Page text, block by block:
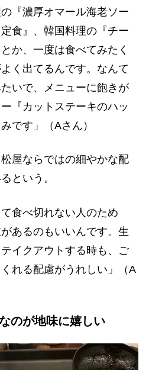
『濃厚オマール海老ソー
食』、韓国料理の『チー
か、一度は食べてみたく
く出てるんです。なんて
いで、メニューに飽きが
『カットステーキのハッ
です」（Aさん）
屋ならではの細やかな配
という。
食べ切れない人のため
あるのもいいんです。生
イクアウトする時も、ご
れる配慮がうれしい」（A
のが地味に嬉しい